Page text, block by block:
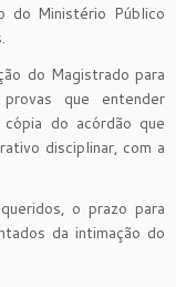
do Ministério Público
do Magistrado para
que entender
do acórdão que
disciplinar, com a
o prazo para
da intimação do